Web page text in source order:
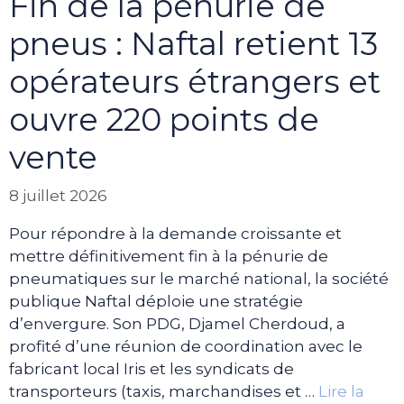
pneus : Naftal retient 13
opérateurs étrangers et
ouvre 220 points de
vente
8 juillet 2026
Pour répondre à la demande croissante et
mettre définitivement fin à la pénurie de
pneumatiques sur le marché national, la société
publique Naftal déploie une stratégie
d’envergure. Son PDG, Djamel Cherdoud, a
profité d’une réunion de coordination avec le
fabricant local Iris et les syndicats de
transporteurs (taxis, marchandises et … Lire la